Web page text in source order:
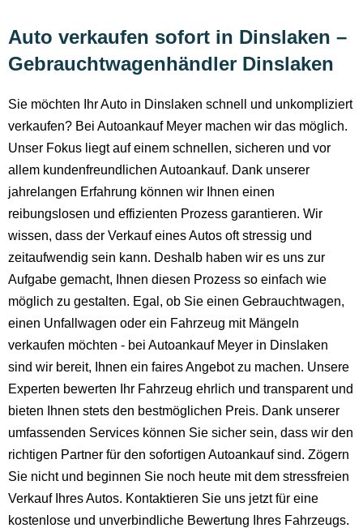
Auto verkaufen sofort in Dinslaken –
Gebrauchtwagenhändler Dinslaken
Sie möchten Ihr Auto in Dinslaken schnell und unkompliziert
verkaufen? Bei Autoankauf Meyer machen wir das möglich.
Unser Fokus liegt auf einem schnellen, sicheren und vor
allem kundenfreundlichen Autoankauf. Dank unserer
jahrelangen Erfahrung können wir Ihnen einen
reibungslosen und effizienten Prozess garantieren. Wir
wissen, dass der Verkauf eines Autos oft stressig und
zeitaufwendig sein kann. Deshalb haben wir es uns zur
Aufgabe gemacht, Ihnen diesen Prozess so einfach wie
möglich zu gestalten. Egal, ob Sie einen Gebrauchtwagen,
einen Unfallwagen oder ein Fahrzeug mit Mängeln
verkaufen möchten - bei Autoankauf Meyer in Dinslaken
sind wir bereit, Ihnen ein faires Angebot zu machen. Unsere
Experten bewerten Ihr Fahrzeug ehrlich und transparent und
bieten Ihnen stets den bestmöglichen Preis. Dank unserer
umfassenden Services können Sie sicher sein, dass wir den
richtigen Partner für den sofortigen Autoankauf sind. Zögern
Sie nicht und beginnen Sie noch heute mit dem stressfreien
Verkauf Ihres Autos. Kontaktieren Sie uns jetzt für eine
kostenlose und unverbindliche Bewertung Ihres Fahrzeugs.